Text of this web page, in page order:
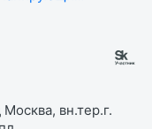
вн.тер.г.